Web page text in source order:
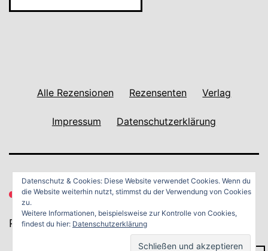
Archiv
Alle Rezensionen Rezensenten Verlag
Impressum Datenschutzerklärung
Powered byWordPress.
Datenschutz & Cookies: Diese Website verwendet Cookies. Wenn du
die Website weiterhin nutzt, stimmst du der Verwendung von Cookies
zu.
Weitere Informationen, beispielsweise zur Kontrolle von Cookies,
findest du hier: Datenschutzerklärung